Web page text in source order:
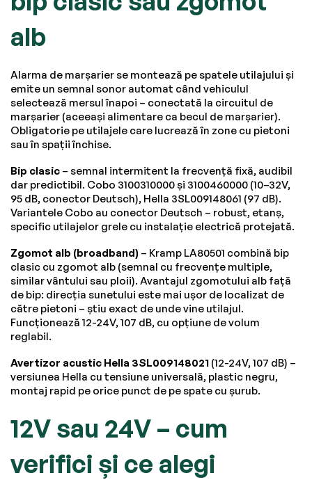
alb
Alarma de marșarier se montează pe spatele utilajului și
emite un semnal sonor automat când vehiculul
selectează mersul înapoi – conectată la circuitul de
marșarier (aceeași alimentare ca becul de marșarier).
Obligatorie pe utilajele care lucrează în zone cu pietoni
sau în spații închise.
Bip clasic – semnal intermitent la frecvență fixă, audibil
dar predictibil. Cobo 3100310000 și 3100460000 (10–32V,
95 dB, conector Deutsch), Hella 3SL009148061 (97 dB).
Variantele Cobo au conector Deutsch – robust, etanș,
specific utilajelor grele cu instalație electrică protejată.
Zgomot alb (broadband) – Kramp LA80501 combină bip
clasic cu zgomot alb (semnal cu frecvențe multiple,
similar vântului sau ploii). Avantajul zgomotului alb față
de bip: direcția sunetului este mai ușor de localizat de
către pietoni – știu exact de unde vine utilajul.
Funcționează 12-24V, 107 dB, cu opțiune de volum
reglabil.
Avertizor acustic Hella 3SL009148021 (12-24V, 107 dB) –
versiunea Hella cu tensiune universală, plastic negru,
montaj rapid pe orice punct de pe spate cu șurub.
12V sau 24V – cum
verifici și ce alegi